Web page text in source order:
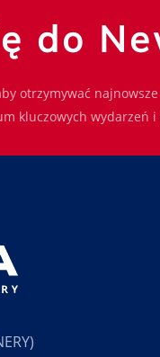
do
otrzymywać
kluczowych wydarzeń